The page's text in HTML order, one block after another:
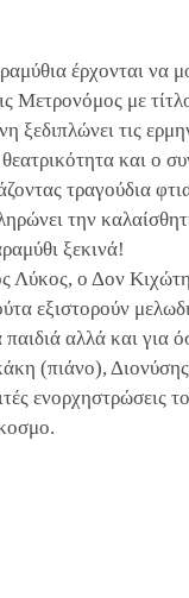
έρχονται να
Μετρονόμος με
τις
και ο
τραγούδια
την
ξεκινά!
ο Δον
εξιστορούν
αλλά και για
(πιάνο),
ενορχηστρώσεις